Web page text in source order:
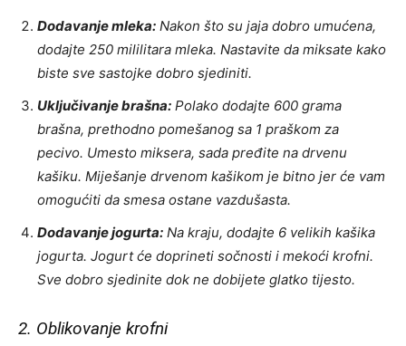
Dodavanje mleka: Nakon što su jaja dobro umućena,
dodajte 250 mililitara mleka. Nastavite da miksate kako
biste sve sastojke dobro sjediniti.
Uključivanje brašna: Polako dodajte 600 grama
brašna, prethodno pomešanog sa 1 praškom za
pecivo. Umesto miksera, sada pređite na drvenu
kašiku. Miješanje drvenom kašikom je bitno jer će vam
omogućiti da smesa ostane vazdušasta.
Dodavanje jogurta: Na kraju, dodajte 6 velikih kašika
jogurta. Jogurt će doprineti sočnosti i mekoći krofni.
Sve dobro sjedinite dok ne dobijete glatko tijesto.
2. Oblikovanje krofni